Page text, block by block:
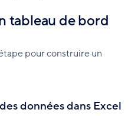
tableau de bord
pour construire un
données dans Excel